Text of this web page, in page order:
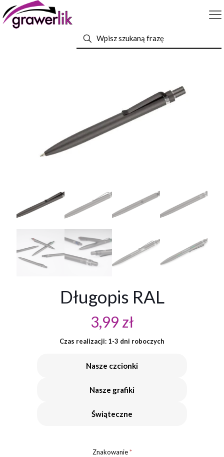
Długopis RAL
3,99 zł
Czas realizacji: 1-3 dni roboczych
Nasze czcionki
Nasze grafiki
Świąteczne
Znakowanie*